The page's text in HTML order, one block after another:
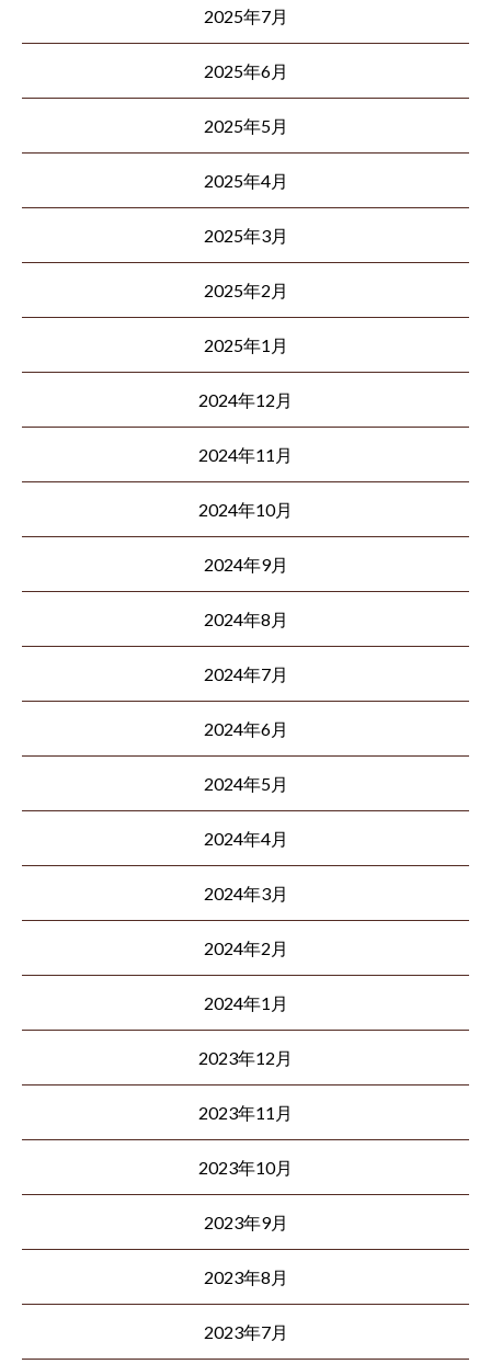
2025年7月
2025年6月
2025年5月
2025年4月
2025年3月
2025年2月
2025年1月
2024年12月
2024年11月
2024年10月
2024年9月
2024年8月
2024年7月
2024年6月
2024年5月
2024年4月
2024年3月
2024年2月
2024年1月
2023年12月
2023年11月
2023年10月
2023年9月
2023年8月
2023年7月